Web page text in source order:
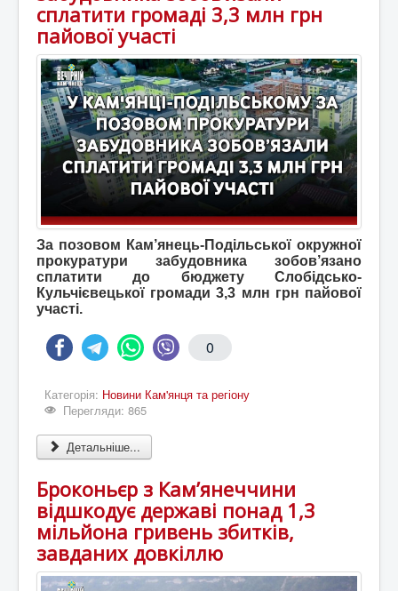
сплатити громаді 3,3 млн грн
пайової участі
За позовом Кам’янець-Подільської окружної
прокуратури забудовника зобов’язано
сплатити до бюджету Слобідсько-
Кульчієвецької громади 3,3 млн грн пайової
участі.
0
Категорія: Новини Кам'янця та регіону
Перегляди: 865
Детальніше...
Броконьєр з Кам’янеччини
відшкодує державі понад 1,3
мільйона гривень збитків,
завданих довкіллю